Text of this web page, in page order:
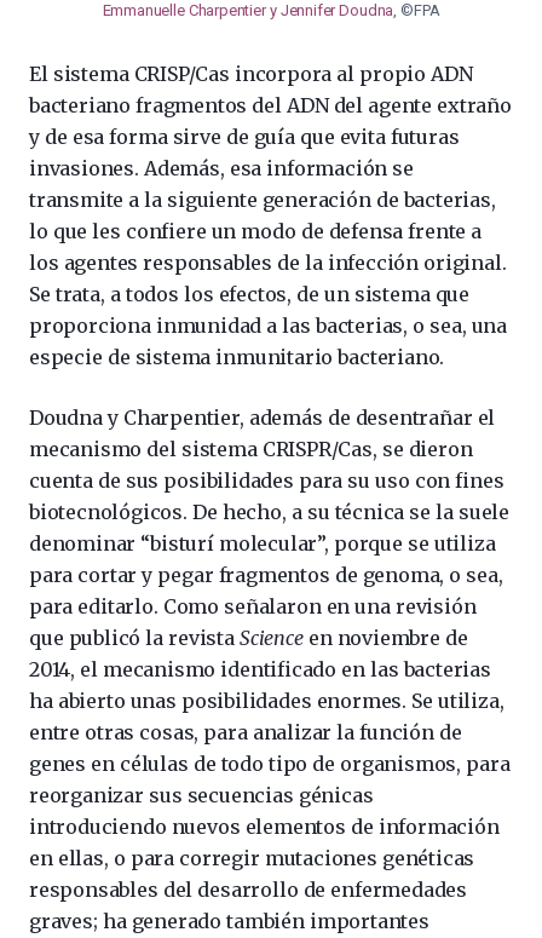
Emmanuelle Charpentier y Jennifer Doudna, ©FPA
El sistema CRISP/Cas incorpora al propio ADN
bacteriano fragmentos del ADN del agente extraño
y de esa forma sirve de guía que evita futuras
invasiones. Además, esa información se
transmite a la siguiente generación de bacterias,
lo que les confiere un modo de defensa frente a
los agentes responsables de la infección original.
Se trata, a todos los efectos, de un sistema que
proporciona inmunidad a las bacterias, o sea, una
especie de sistema inmunitario bacteriano.
Doudna y Charpentier, además de desentrañar el
mecanismo del sistema CRISPR/Cas, se dieron
cuenta de sus posibilidades para su uso con fines
biotecnológicos. De hecho, a su técnica se la suele
denominar “bisturí molecular”, porque se utiliza
para cortar y pegar fragmentos de genoma, o sea,
para editarlo. Como señalaron en una revisión
que publicó la revistaScienceen noviembre de
2014, el mecanismo identificado en las bacterias
ha abierto unas posibilidades enormes. Se utiliza,
entre otras cosas, para analizar la función de
genes en células de todo tipo de organismos, para
reorganizar sus secuencias génicas
introduciendo nuevos elementos de información
en ellas, o para corregir mutaciones genéticas
responsables del desarrollo de enfermedades
graves; ha generado también importantes